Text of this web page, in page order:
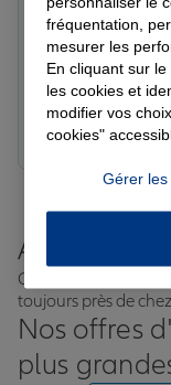
Le 17/02/2026 -
J’ai souscrit à
avec les même
un accueil
Prendre
Allianz
Où que vous soyez
toujours près de
Nos offres
plus
fréquentation,
mesurer les
En cliquant sur
les cookies et
modifier vos
cookies"
Gérer